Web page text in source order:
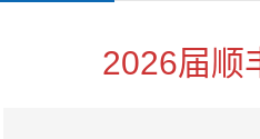
2026届顺